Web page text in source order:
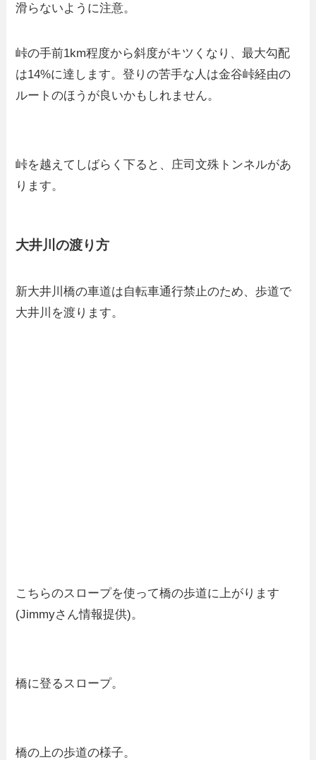
滑らないように注意。
峠の手前1km程度から斜度がキツくなり、最大勾配
は14%に達します。登りの苦手な人は金谷峠経由の
ルートのほうが良いかもしれません。
峠を越えてしばらく下ると、庄司文殊トンネルがあ
ります。
大井川の渡り方
新大井川橋の車道は自転車通行禁止のため、歩道で
大井川を渡ります。
こちらのスロープを使って橋の歩道に上がります
(Jimmyさん情報提供)。
橋に登るスロープ。
橋の上の歩道の様子。